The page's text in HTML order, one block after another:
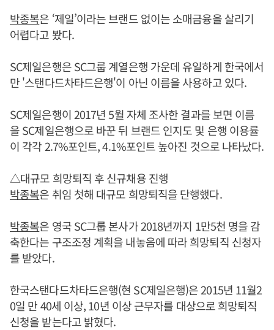
박종복은 ‘제일’이라는 브랜드 없이는 소매금융을 살리기
어렵다고 봤다.
SC제일은행은 SC그룹 계열은행 가운데 유일하게 한국에서
만 '스탠다드차타드은행'이 아닌 이름을 사용하고 있다.
SC제일은행이 2017년 5월 자체 조사한 결과를 보면 이름
을 SC제일은행으로 바꾼 뒤 브랜드 인지도 및 은행 이용률
이 각각 2.7%포인트, 4.1%포인트 높아진 것으로 나타났다.
△대규모 희망퇴직 후 신규채용 진행
박종복은 취임 첫해 대규모 희망퇴직을 단행했다.
박종복은 영국 SC그룹 본사가 2018년까지 1만5천 명을 감
축한다는 구조조정 계획을 내놓음에 따라 희망퇴직 신청자
를 받았다.
한국스탠다드차타드은행(현 SC제일은행)은 2015년 11월2
0일 만 40세 이상, 10년 이상 근무자를 대상으로 희망퇴직
신청을 받는다고 밝혔다.